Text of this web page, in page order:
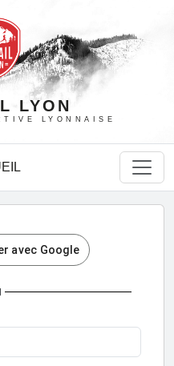
LYON
LYONNAISE
avec Google